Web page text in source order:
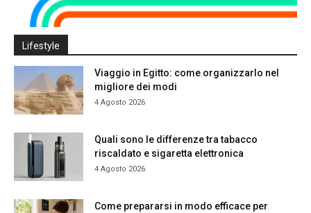
Lifestyle
Viaggio in Egitto: come organizzarlo nel
migliore dei modi
4 Agosto 2026
Quali sono le differenze tra tabacco
riscaldato e sigaretta elettronica
4 Agosto 2026
Come prepararsi in modo efficace per